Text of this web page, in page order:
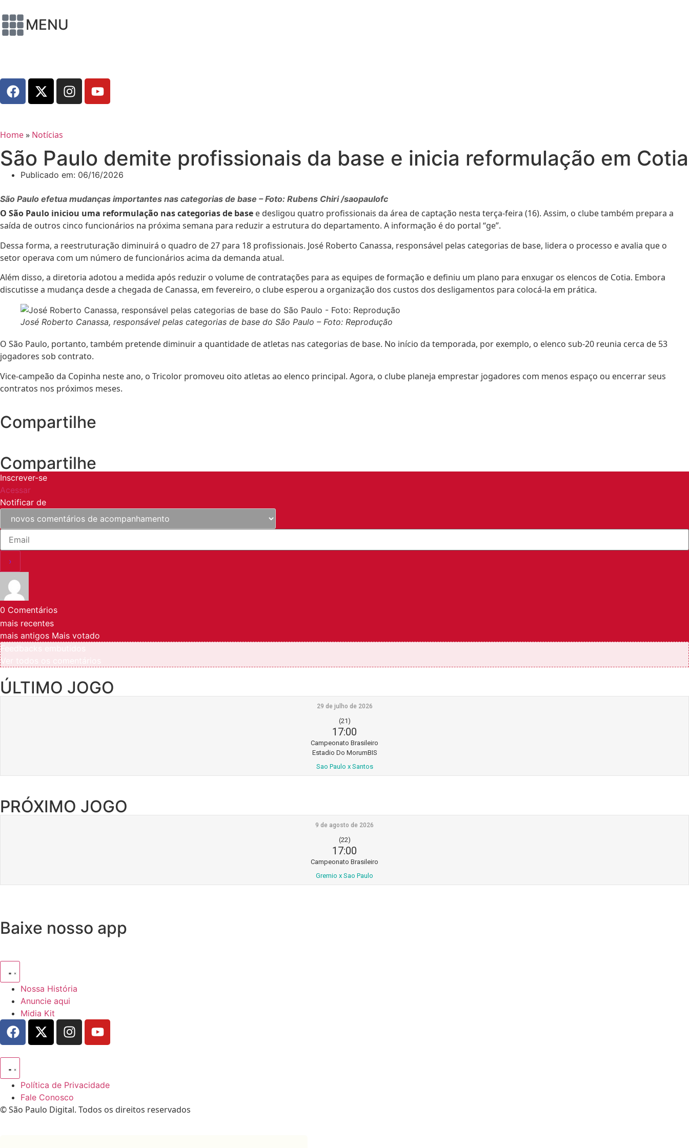
MENU
Home» Notícias
São Paulo demite profissionais da base e inicia reformulação em Cotia
Publicado em: 06/16/2026
São Paulo efetua mudanças importantes nas categorias de base – Foto: Rubens Chiri /saopaulofc
O São Paulo iniciou uma reformulação nas categorias de base e desligou quatro profissionais da área de captação nesta terça-feira (16). Assim, o clube também prepara a
saída de outros cinco funcionários na próxima semana para reduzir a estrutura do departamento. A informação é do portal “ge”.
Dessa forma, a reestruturação diminuirá o quadro de 27 para 18 profissionais. José Roberto Canassa, responsável pelas categorias de base, lidera o processo e avalia que o
setor operava com um número de funcionários acima da demanda atual.
Além disso, a diretoria adotou a medida após reduzir o volume de contratações para as equipes de formação e definiu um plano para enxugar os elencos de Cotia. Embora
discutisse a mudança desde a chegada de Canassa, em fevereiro, o clube esperou a organização dos custos dos desligamentos para colocá-la em prática.
José Roberto Canassa, responsável pelas categorias de base do São Paulo – Foto: Reprodução
O São Paulo, portanto, também pretende diminuir a quantidade de atletas nas categorias de base. No início da temporada, por exemplo, o elenco sub-20 reunia cerca de 53
jogadores sob contrato.
Vice-campeão da Copinha neste ano, o Tricolor promoveu oito atletas ao elenco principal. Agora, o clube planeja emprestar jogadores com menos espaço ou encerrar seus
contratos nos próximos meses.
Compartilhe
Compartilhe
Inscrever-se
Acessar
Notificar de
0 Comentários
mais recentes
mais antigos Mais votado
ÚLTIMO JOGO
29 de julho de 2026
(21)
17:00
Campeonato Brasileiro
Estadio Do MorumBIS
Sao Paulo x Santos
PRÓXIMO JOGO
9 de agosto de 2026
(22)
17:00
Campeonato Brasileiro
Gremio x Sao Paulo
Baixe nosso app
Nossa História
Anuncie aqui
Midia Kit
Política de Privacidade
Fale Conosco
© São Paulo Digital. Todos os direitos reservados